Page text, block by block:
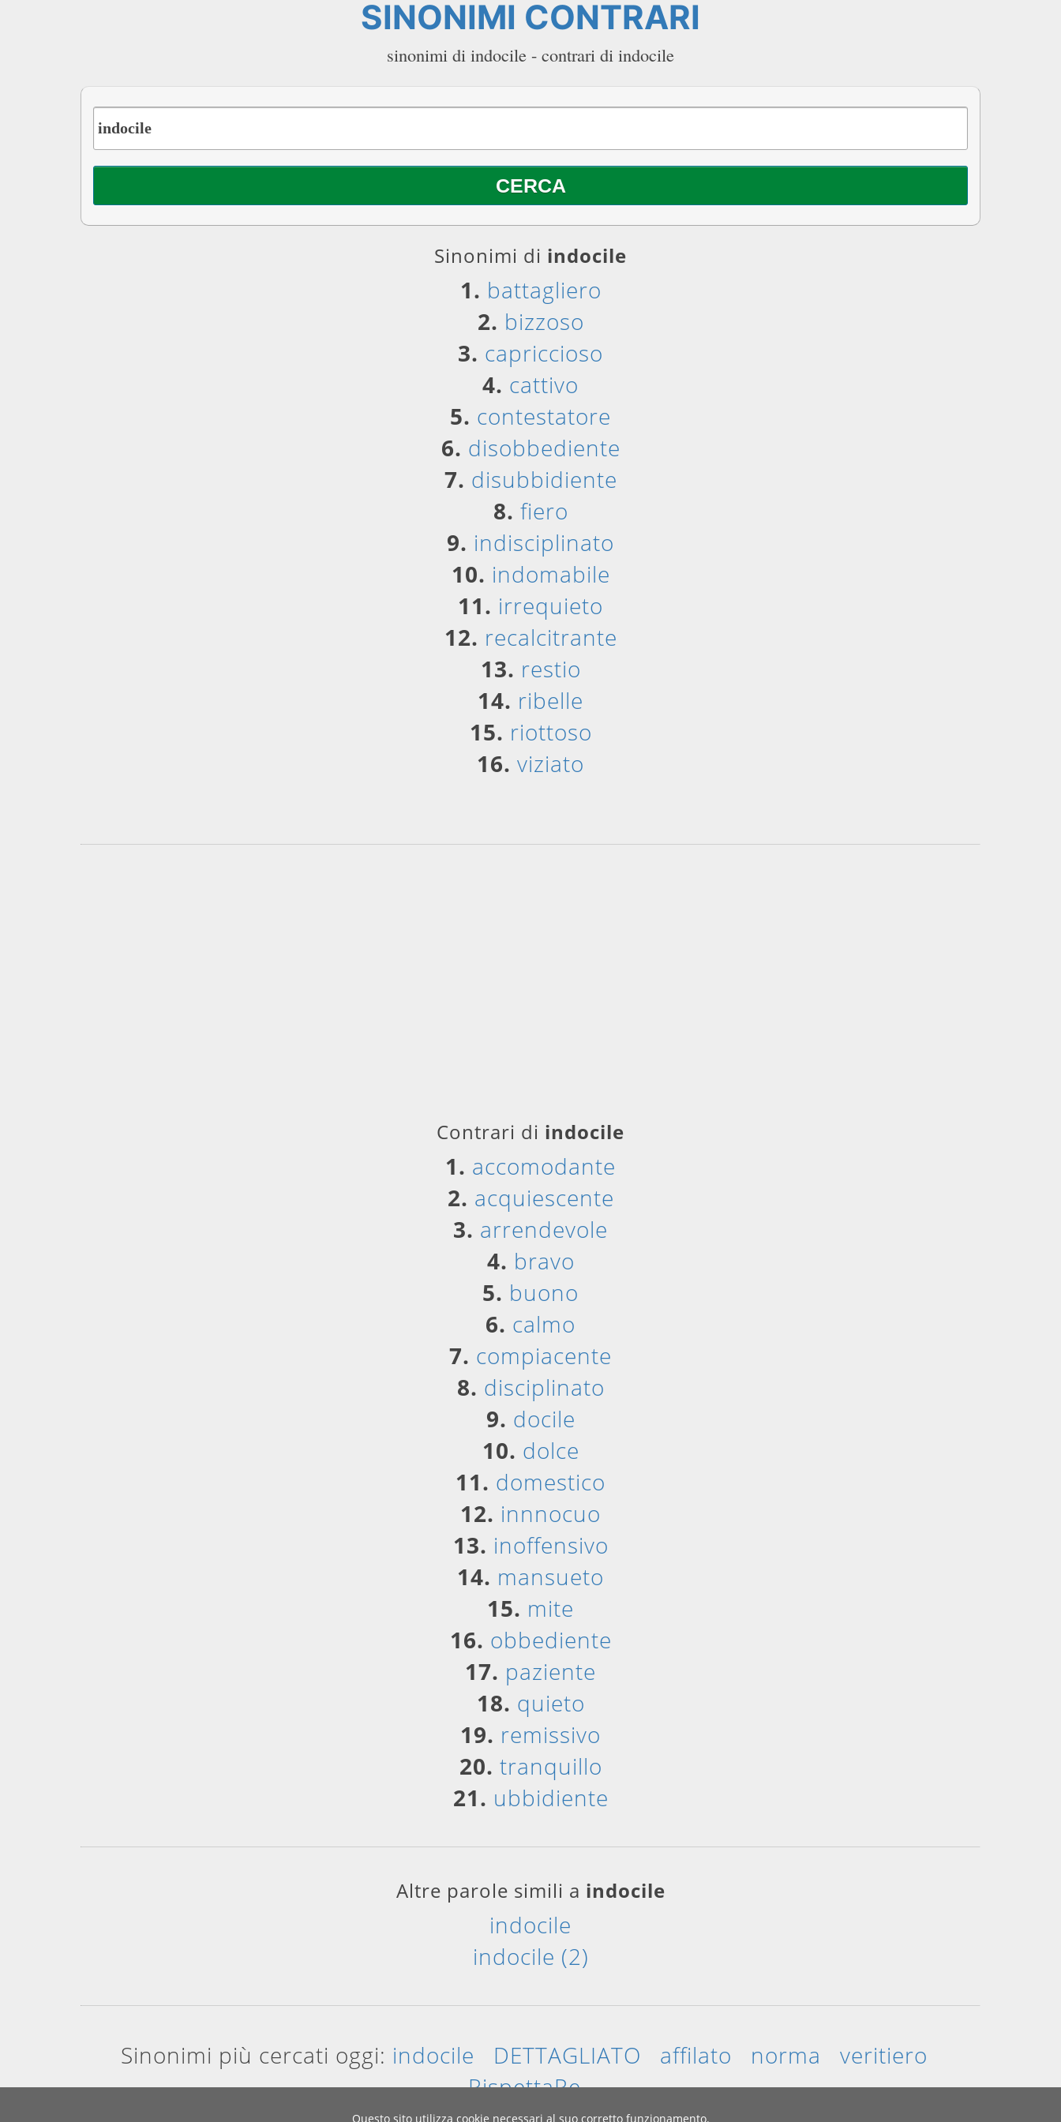
SINONIMI CONTRARI
sinonimi di indocile - contrari di indocile
Sinonimi di indocile
1. battagliero
2. bizzoso
3. capriccioso
4. cattivo
5. contestatore
6. disobbediente
7. disubbidiente
8. fiero
9. indisciplinato
10. indomabile
11. irrequieto
12. recalcitrante
13. restio
14. ribelle
15. riottoso
16. viziato
Contrari di indocile
1. accomodante
2. acquiescente
3. arrendevole
4. bravo
5. buono
6. calmo
7. compiacente
8. disciplinato
9. docile
10. dolce
11. domestico
12. innnocuo
13. inoffensivo
14. mansueto
15. mite
16. obbediente
17. paziente
18. quieto
19. remissivo
20. tranquillo
21. ubbidiente
Altre parole simili a indocile
indocile
indocile (2)
Sinonimi più cercati oggi: indocile DETTAGLIATO affilato norma
veritiero
RispettaRe
Questo sito utilizza cookie necessari al suo corretto funzionamento.